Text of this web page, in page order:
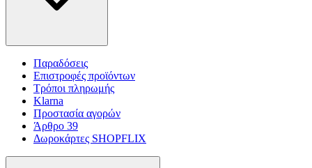
Παραδόσεις
Επιστροφές προϊόντων
Τρόποι πληρωμής
Klarna
Προστασία αγορών
Άρθρο 39
Δωροκάρτες SHOPFLIX